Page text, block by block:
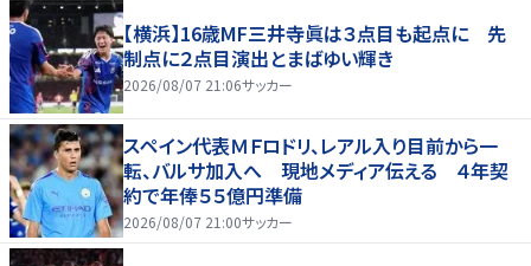
【横浜】16歳MF三井寺眞は３点目も起点に 先
制点に２点目演出とまばゆい輝き
2026/08/07 21:06サッカー
スペイン代表ＭＦロドリ、レアル入り目前から一
転、バルサ加入へ 現地メディア伝える ４年契
約で年俸５５億円準備
2026/08/07 21:00サッカー